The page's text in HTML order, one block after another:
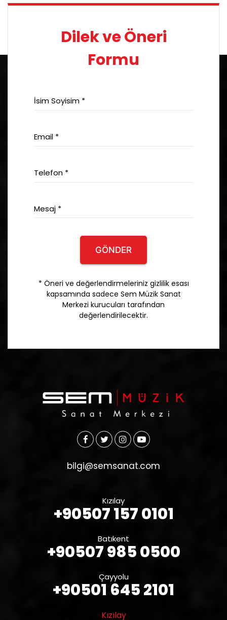
Dilek ve Öneri
Formu
İsim Soyisim *
Email *
Telefon *
Mesaj *
GÖNDER
* Öneri ve değerlendirmeleriniz gizlilik esası
kapsamında sadece Sem Müzik Sanat
Merkezi kurucuları tarafından
değerlendirilecektir.
bilgi@semsanat.com
Kızılay
+90507 157 0101
Batıkent
+90507 985 0500
Çayyolu
+90501 645 2101
Kızılay